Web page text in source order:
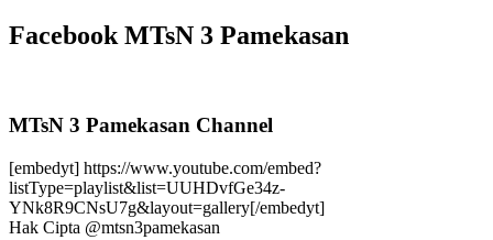
Facebook MTsN 3 Pamekasan
MTsN 3 Pamekasan Channel
[embedyt] https://www.youtube.com/embed?
listType=playlist&list=UUHDvfGe34z-
YNk8R9CNsU7g&layout=gallery[/embedyt]
Hak Cipta @mtsn3pamekasan